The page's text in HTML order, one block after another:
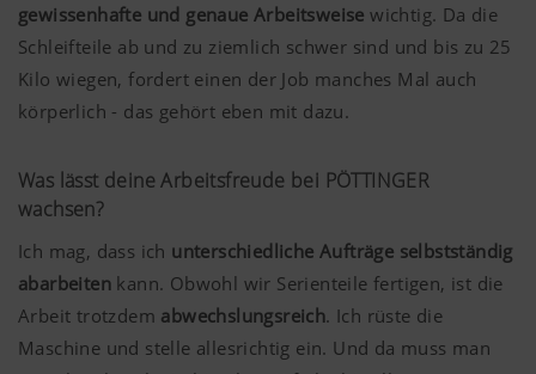
gewissenhafte und genaue Arbeitsweise wichtig. Da die
Schleifteile ab und zu ziemlich schwer sind und bis zu 25
Kilo wiegen, fordert einen der Job manches Mal auch
körperlich - das gehört eben mit dazu.
Was lässt deine Arbeitsfreude bei PÖTTINGER
wachsen?
Ich mag, dass ich unterschiedliche Aufträge selbstständig
abarbeiten kann. Obwohl wir Serienteile fertigen, ist die
Arbeit trotzdem abwechslungsreich. Ich rüste die
Maschine und stelle allesrichtig ein. Und da muss man